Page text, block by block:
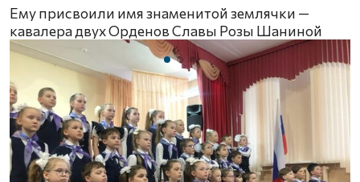
Ему присвоили имя знаменитой землячки —
кавалера двух Орденов Славы Розы Шаниной